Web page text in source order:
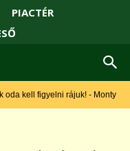
PIACTÉR
figyelni rájuk! - Monty Roberts